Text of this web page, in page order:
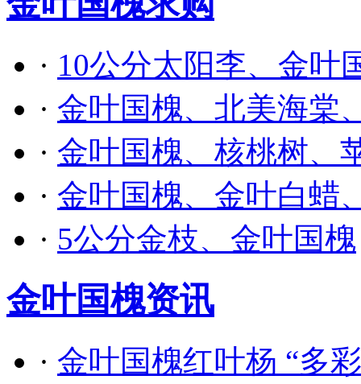
· 10公分太阳李、金叶
· 金叶国槐、北美海棠
· 金叶国槐、核桃树、
· 金叶国槐、金叶白蜡
· 5公分金枝、金叶国槐
金叶国槐资讯
· 金叶国槐红叶杨 “多